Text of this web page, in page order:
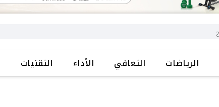
الرياضات التعافي الأداء التقنيات